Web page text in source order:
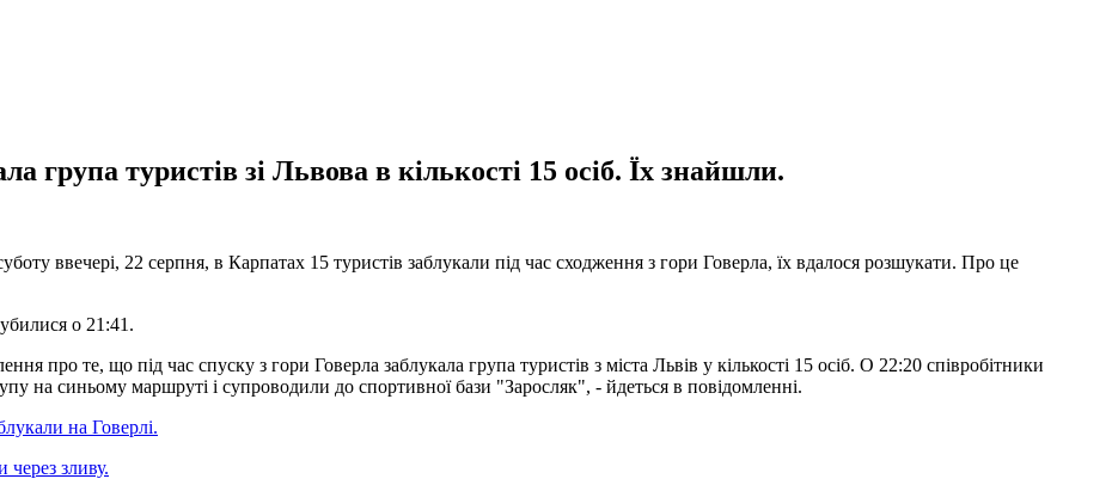
група туристів зі Львова в кількості 15 осіб. Їх знайшли.
ввечері, 22 серпня, в Карпатах 15 туристів заблукали під час сходження з гори Говерла, їх вдалося розшукати. Про це
о 21:41.
про те, що під час спуску з гори Говерла заблукала група туристів з міста Львів у кількості 15 осіб. О 22:20 співробітники
на синьому маршруті і супроводили до спортивної бази "Заросляк", - йдеться в повідомленні.
на Говерлі.
через зливу.